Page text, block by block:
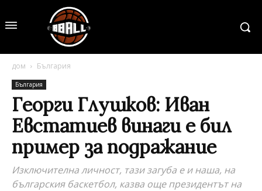
дом България
България
Георги Глушков: Иван
Евстатиев винаги е бил
пример за подражание
Изключителна личност, тази загуба е и наша, на
българския баскетбол, казва още президентът на